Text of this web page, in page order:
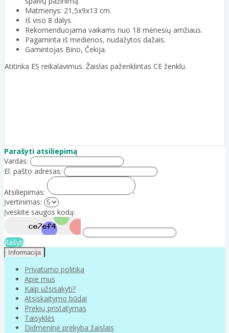
Matmenys: 21,5x9x13 cm.
Iš viso 8 dalys.
Rekomenduojama vaikams nuo 18 mėnesių amžiaus.
Pagaminta iš medienos, nudažytos dažais.
Gamintojas Bino, Čekija.
Atitinka ES reikalavimus. Žaislas paženklintas CE ženklu.
Parašyti atsiliepimą
Vardas:
El. pašto adresas:
Atsiliepimas:
Įvertinimas:
Įveskite saugos kodą:
Rašyti
Informacija
Privatumo politika
Apie mus
Kaip užsisakyti?
Atsiskaitymo būdai
Prekių pristatymas
Taisyklės
Didmeninė prekyba žaislais